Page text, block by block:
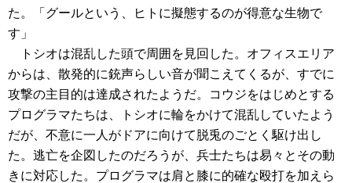
た。「グールという、ヒトに擬態するのが得意な生物で
す」
トシオは混乱した頭で周囲を見回した。オフィスエリア
からは、散発的に銃声らしい音が聞こえてくるが、すでに
攻撃の主目的は達成されたようだ。コウジをはじめとする
プログラマたちは、トシオに輪をかけて混乱していたよう
だが、不意に一人がドアに向けて脱兎のごとく駆け出し
た。逃亡を企図したのだろうが、兵士たちは易々とその動
きに対応した。プログラマは肩と膝に的確な殴打を加えら